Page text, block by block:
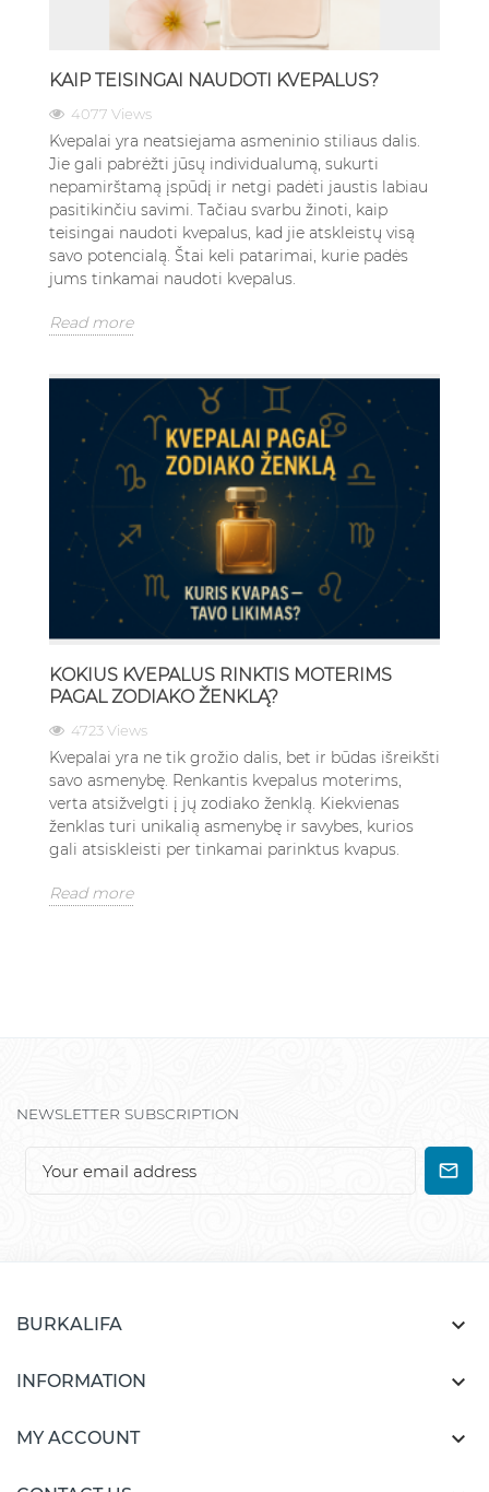
KAIP TEISINGAI NAUDOTI KVEPALUS?
4077 Views
Kvepalai yra neatsiejama asmeninio stiliaus dalis.
Jie gali pabrėžti jūsų individualumą, sukurti
nepamirštamą įspūdį ir netgi padėti jaustis labiau
pasitikinčiu savimi. Tačiau svarbu žinoti, kaip
teisingai naudoti kvepalus, kad jie atskleistų visą
savo potencialą. Štai keli patarimai, kurie padės
jums tinkamai naudoti kvepalus.
Read more
KOKIUS KVEPALUS RINKTIS MOTERIMS
PAGAL ZODIAKO ŽENKLĄ?
4723 Views
Kvepalai yra ne tik grožio dalis, bet ir būdas išreikšti
savo asmenybę. Renkantis kvepalus moterims,
verta atsižvelgti į jų zodiako ženklą. Kiekvienas
ženklas turi unikalią asmenybę ir savybes, kurios
gali atsiskleisti per tinkamai parinktus kvapus.
Read more
NEWSLETTER SUBSCRIPTION
BURKALIFA 
INFORMATION 
MY ACCOUNT 